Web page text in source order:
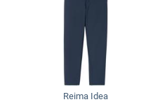
Reima Idea